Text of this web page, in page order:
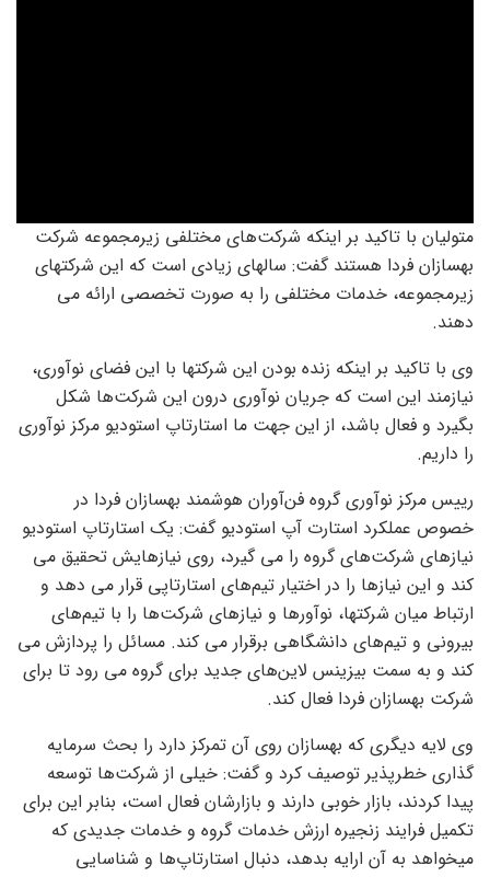
متولیان با تاکید بر اینکه شرکت‌های مختلفی زیرمجموعه شرکت
بهسازان فردا هستند گفت: سالهای زیادی است که این شرکتهای
زیرمجموعه، خدمات مختلفی را به صورت تخصصی ارائه می
دهند.
وی با تاکید بر اینکه زنده بودن این شرکتها با این فضای نوآوری،
نیازمند این است که جریان نوآوری درون این شرکت‌ها شکل
بگیرد و فعال باشد، از این جهت ما استارتاپ استودیو مرکز نوآوری
را داریم.
رییس مرکز نوآوری گروه فن‌آوران هوشمند بهسازان فردا در
خصوص عملکرد استارت آپ استودیو گفت: یک استارتاپ استودیو
نیاز‌های شرکت‌های گروه را می گیرد، روی نیاز‌هایش تحقیق می
کند و این نیاز‌ها را در اختیار تیم‌های استارتاپی قرار می دهد و
ارتباط میان شرکتها، نوآور‌ها و نیاز‌های شرکت‌ها را با تیم‌های
بیرونی و تیم‌های دانشگاهی برقرار می کند. مسائل را پردازش می
کند و به سمت بیزینس لاین‌های جدید برای گروه می رود تا برای
شرکت بهسازان فردا فعال کند.
وی لایه دیگری که بهسازان روی آن تمرکز دارد را بحث سرمایه
گذاری خطرپذیر توصیف کرد و گفت: خیلی از شرکت‌ها توسعه
پیدا کردند، بازار خوبی دارند و بازارشان فعال است، بنابر این برای
تکمیل فرایند زنجیره ارزش خدمات گروه و خدمات جدیدی که
میخواهد به آن ارایه بدهد، دنبال استارتاپ‌ها و شناسایی